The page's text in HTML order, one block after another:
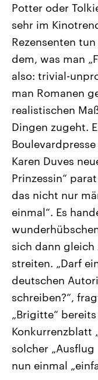
Landtagswahl
2026
Alle Informationen
Sachsen-Anhalt wählt
September 2026
Landtag. Seit 2021
Bundesland von
CDU, SPD und FDP
Umfragen, Prognosen,
Wahlprogramme,
und Kandidaten der
Wahl.
Audio-Archiv
Potter oder
sehr im
Rezensenten
dem, was man
also: trivial-
man Romanen
realistischen
Dingen zugeht.
Karen Duves
Prinzessin“
das nicht nur
einmal“. Es
sich dann gleich
streiten. „Darf
deutschen
schreiben?“,
„Brigitte“
Konkurrenzblatt
solcher
nun einmal